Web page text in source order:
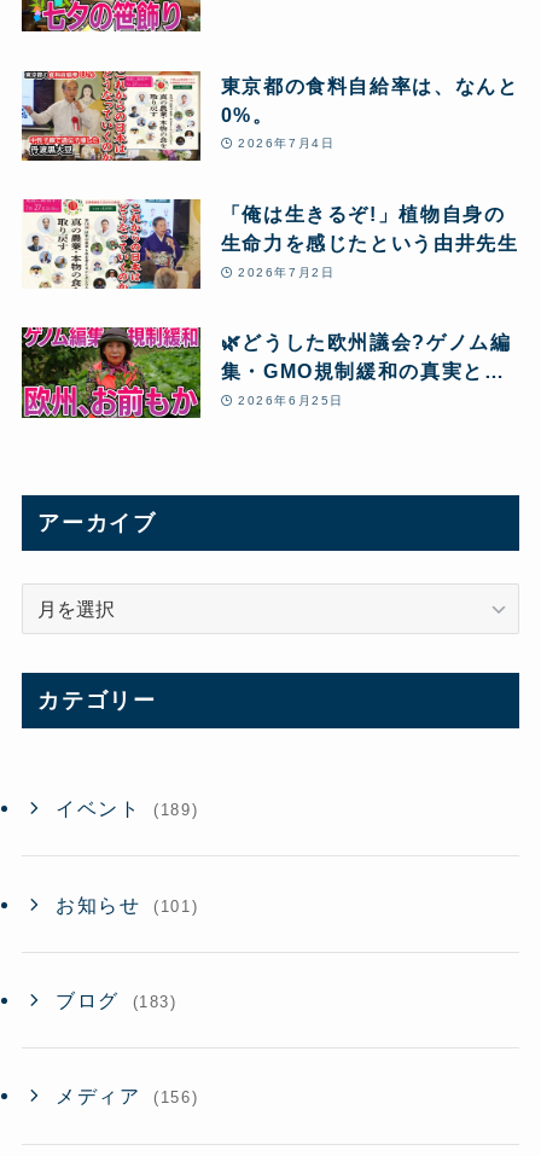
東京都の食料自給率は、なんと
0%。
2026年7月4日
「俺は生きるぞ!」植物自身の
生命力を感じたという由井先生
2026年7月2日
🌿どうした欧州議会?ゲノム編
集・GMO規制緩和の真実と、
本当の「食」
2026年6月25日
アーカイブ
ブ
カテゴリー
イベント (189)
お知らせ (101)
ブログ (183)
メディア (156)